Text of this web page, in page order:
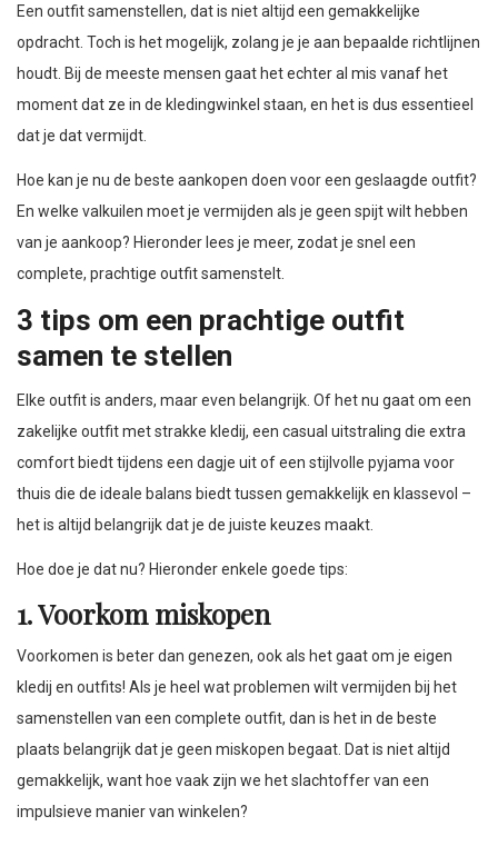
Een outfit samenstellen, dat is niet altijd een gemakkelijke
opdracht. Toch is het mogelijk, zolang je je aan bepaalde richtlijnen
houdt. Bij de meeste mensen gaat het echter al mis vanaf het
moment dat ze in de kledingwinkel staan, en het is dus essentieel
dat je dat vermijdt.
Hoe kan je nu de beste aankopen doen voor een geslaagde outfit?
En welke valkuilen moet je vermijden als je geen spijt wilt hebben
van je aankoop? Hieronder lees je meer, zodat je snel een
complete, prachtige outfit samenstelt.
3 tips om een prachtige outfit
samen te stellen
Elke outfit is anders, maar even belangrijk. Of het nu gaat om een
zakelijke outfit met strakke kledij, een casual uitstraling die extra
comfort biedt tijdens een dagje uit of een stijlvolle pyjama voor
thuis die de ideale balans biedt tussen gemakkelijk en klassevol –
het is altijd belangrijk dat je de juiste keuzes maakt.
Hoe doe je dat nu? Hieronder enkele goede tips:
1. Voorkom miskopen
Voorkomen is beter dan genezen, ook als het gaat om je eigen
kledij en outfits! Als je heel wat problemen wilt vermijden bij het
samenstellen van een complete outfit, dan is het in de beste
plaats belangrijk dat je geen miskopen begaat. Dat is niet altijd
gemakkelijk, want hoe vaak zijn we het slachtoffer van een
impulsieve manier van winkelen?